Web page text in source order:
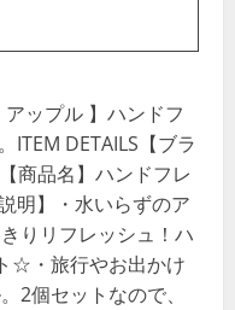
アップル 】ハンドフ
ITEM DETAILS【ブラ
商品名】ハンドフレ
明】・水いらずのア
りリフレッシュ！ハ
☆・旅行やお出かけ
2個セットなので、